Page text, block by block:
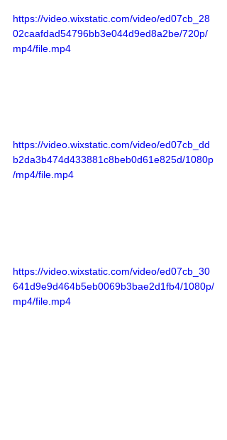
https://video.wixstatic.com/video/ed07cb_28
02caafdad54796bb3e044d9ed8a2be/720p/
mp4/file.mp4
https://video.wixstatic.com/video/ed07cb_dd
b2da3b474d433881c8beb0d61e825d/1080p
/mp4/file.mp4
https://video.wixstatic.com/video/ed07cb_30
641d9e9d464b5eb0069b3bae2d1fb4/1080p/
mp4/file.mp4